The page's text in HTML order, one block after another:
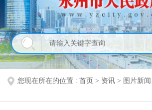
您现在所在的位置 : 首页 > 资讯 > 图片新闻